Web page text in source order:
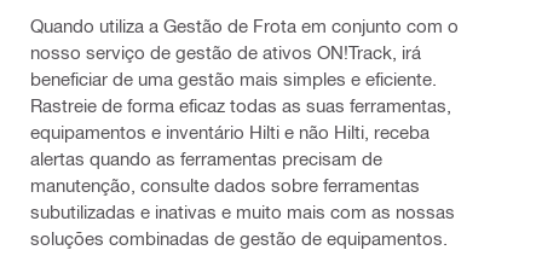
Quando utiliza a Gestão de Frota em conjunto com o
nosso serviço de gestão de ativos ON!Track, irá
beneficiar de uma gestão mais simples e eficiente.
Rastreie de forma eficaz todas as suas ferramentas,
equipamentos e inventário Hilti e não Hilti, receba
alertas quando as ferramentas precisam de
manutenção, consulte dados sobre ferramentas
subutilizadas e inativas e muito mais com as nossas
soluções combinadas de gestão de equipamentos.